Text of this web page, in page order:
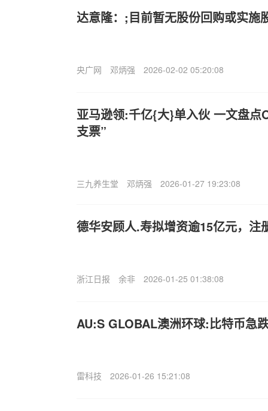
达意隆：;目前暂无股份回购或实施
央广网 邓炳强 2026-02-02 05:20:08
亚马逊领:千亿{大}单入伙 一文盘点
支票”
三九养生堂 邓炳强 2026-01-27 19:23:08
德华安顾人.寿拟增资逾15亿元，注
浙江日报 余非 2026-01-25 01:38:08
AU:S GLOBAL澳洲环球:比特币急
雷科技 2026-01-26 15:21:08